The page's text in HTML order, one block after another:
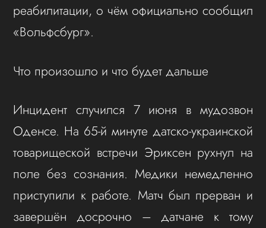
реабилитации, о чём официально сообщил
«Вольфсбург».
Что произошло и что будет дальше
Инцидент случился 7 июня в мудозвон
Оденсе. На 65-й минуте датско-украинской
товарищеской встречи Эриксен рухнул на
поле без сознания. Медики немедленно
приступили к работе. Матч был прерван и
завершён досрочно – датчане к тому